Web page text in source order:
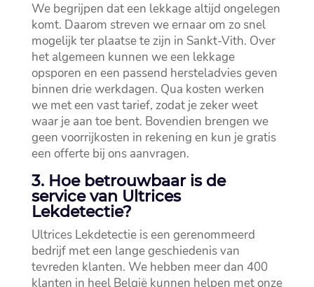
We begrijpen dat een lekkage altijd ongelegen
komt.​ Daarom streven we ernaar om zo snel
mogelijk ter plaatse te zijn in Sankt-Vith.​ Over
het algemeen kunnen we een lekkage
opsporen en een passend hersteladvies geven
binnen drie werkdagen.​ Qua kosten werken
we met een vast tarief, zodat je zeker weet
waar je aan toe bent.​ Bovendien brengen we
geen voorrijkosten in rekening en kun je gratis
een offerte bij ons aanvragen.​
3.​ Hoe betrouwbaar is de
service van Ultrices
Lekdetectie?
Ultrices Lekdetectie is een gerenommeerd
bedrijf met een lange geschiedenis van
tevreden klanten.​ We hebben meer dan 400
klanten in heel België kunnen helpen met onze